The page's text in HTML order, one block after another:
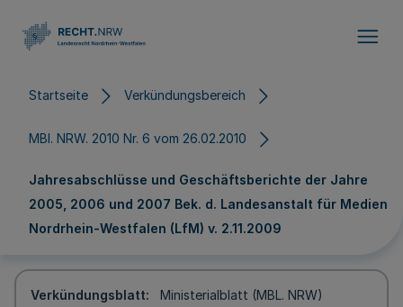
Startseite Verkündungsbereich
MBl. NRW. 2010 Nr. 6 vom 26.02.2010
Jahresabschlüsse und Geschäftsberichte der Jahre
2005, 2006 und 2007 Bek. d. Landesanstalt für Medien
Nordrhein-Westfalen (LfM) v. 2.11.2009
Verkündungsblatt
Ministerialblatt (MBL. NRW)